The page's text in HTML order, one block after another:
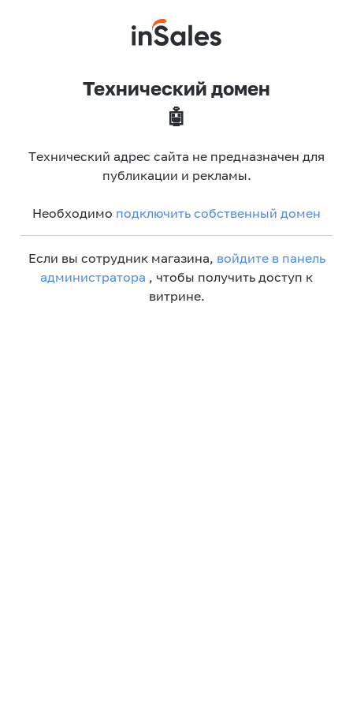
Технический домен
🤖
Технический адрес сайта не предназначен для
публикации и рекламы.
Необходимо подключить собственный домен
Если вы сотрудник магазина, войдите в панель
администратора , чтобы получить доступ к
витрине.